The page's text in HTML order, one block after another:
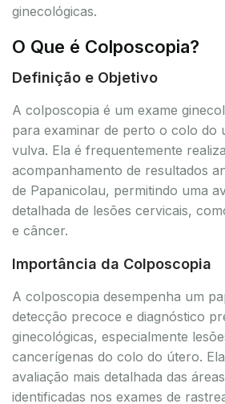
ginecológicas.
O Que é Colposcopia?
Definição e Objetivo
A colposcopia é um exame
para examinar de perto o colo do
vulva. Ela é frequentemente
acompanhamento de resultados
de Papanicolau, permitindo uma
detalhada de lesões cervicais,
e câncer.
Importância da Colposcopia
A colposcopia desempenha um
detecção precoce e diagnóstico
ginecológicas, especialmente
cancerígenas do colo do útero.
avaliação mais detalhada das
identificadas nos exames de